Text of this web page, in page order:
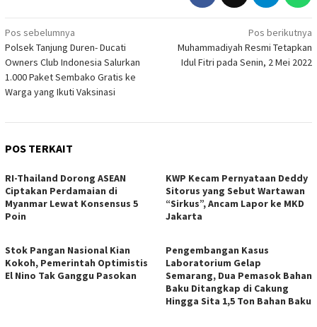
Navigasi
pos
Pos sebelumnya
Polsek Tanjung Duren- Ducati
Owners Club Indonesia Salurkan
1.000 Paket Sembako Gratis ke
Warga yang Ikuti Vaksinasi
Pos berikutnya
Muhammadiyah Resmi Tetapkan
Idul Fitri pada Senin, 2 Mei 2022
POS TERKAIT
RI-Thailand Dorong ASEAN
Ciptakan Perdamaian di
Myanmar Lewat Konsensus 5
Poin
KWP Kecam Pernyataan Deddy
Sitorus yang Sebut Wartawan
“Sirkus”, Ancam Lapor ke MKD
Jakarta
Stok Pangan Nasional Kian
Kokoh, Pemerintah Optimistis
El Nino Tak Ganggu Pasokan
Pengembangan Kasus
Laboratorium Gelap
Semarang, Dua Pemasok Bahan
Baku Ditangkap di Cakung
Hingga Sita 1,5 Ton Bahan Baku